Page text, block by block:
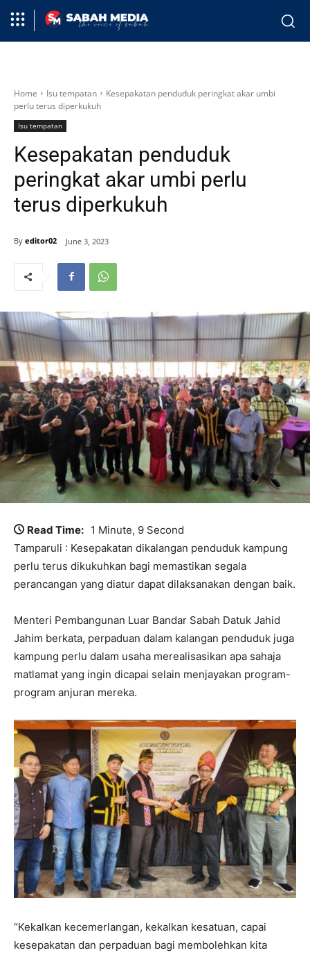
Home Isu tempatan
Kesepakatan penduduk peringkat akar umbi
perlu terus diperkukuh
Isu tempatan
Kesepakatan penduduk
peringkat akar umbi perlu
terus diperkukuh
By editor02 June 3, 2023
Read Time: 1 Minute, 9 Second
Tamparuli : Kesepakatan dikalangan penduduk kampung
perlu terus dikukuhkan bagi memastikan segala
perancangan yang diatur dapat dilaksanakan dengan baik.
Menteri Pembangunan Luar Bandar Sabah Datuk Jahid
Jahim berkata, perpaduan dalam kalangan penduduk juga
kampung perlu dalam usaha merealisasikan apa sahaja
matlamat yang ingin dicapai selain menjayakan program-
program anjuran mereka.
“Kekalkan kecemerlangan, kekalkan kesatuan, capai
kesepakatan dan perpaduan bagi membolehkan kita